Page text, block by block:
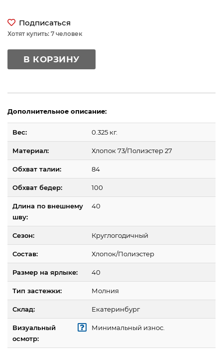
Подписаться
Хотят купить: 7 человек
В КОРЗИНУ
Дополнительное описание:
Вес: 0.325 кг.
Материал: Хлопок 73/Полиэстер 27
Обхват талии: 84
Обхват бедер: 100
Длина по внешнему
шву:
40
Сезон: Круглогодичный
Состав: Хлопок/Полиэстер
Размер на ярлыке: 40
Тип застежки: Молния
Склад: Екатеринбург
Визуальный
осмотр:
Минимальный износ.